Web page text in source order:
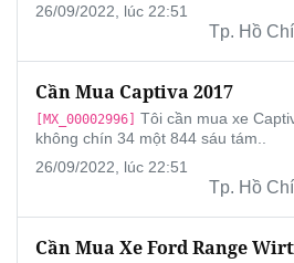
26/09/2022, lúc 22:51
Tp. Hồ
Cần Mua Captiva 2017
[MX_00002996] Tôi cần mua xe
không chín 34 một 844 sáu tám..
26/09/2022, lúc 22:51
Tp. Hồ
Cần Mua Xe Ford Range